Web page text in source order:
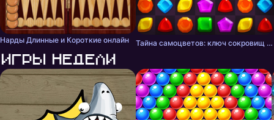
Нарды Длинные и Короткие онлайн Тайна самоцветов: ключ сокровищ - три в ряд
Игры недели